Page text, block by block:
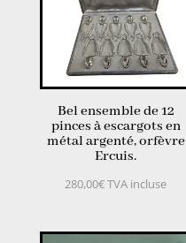
Bel ensemble de 12
pinces à escargots en
métal argenté, orfèvre
Ercuis.
280,00€TVA incluse